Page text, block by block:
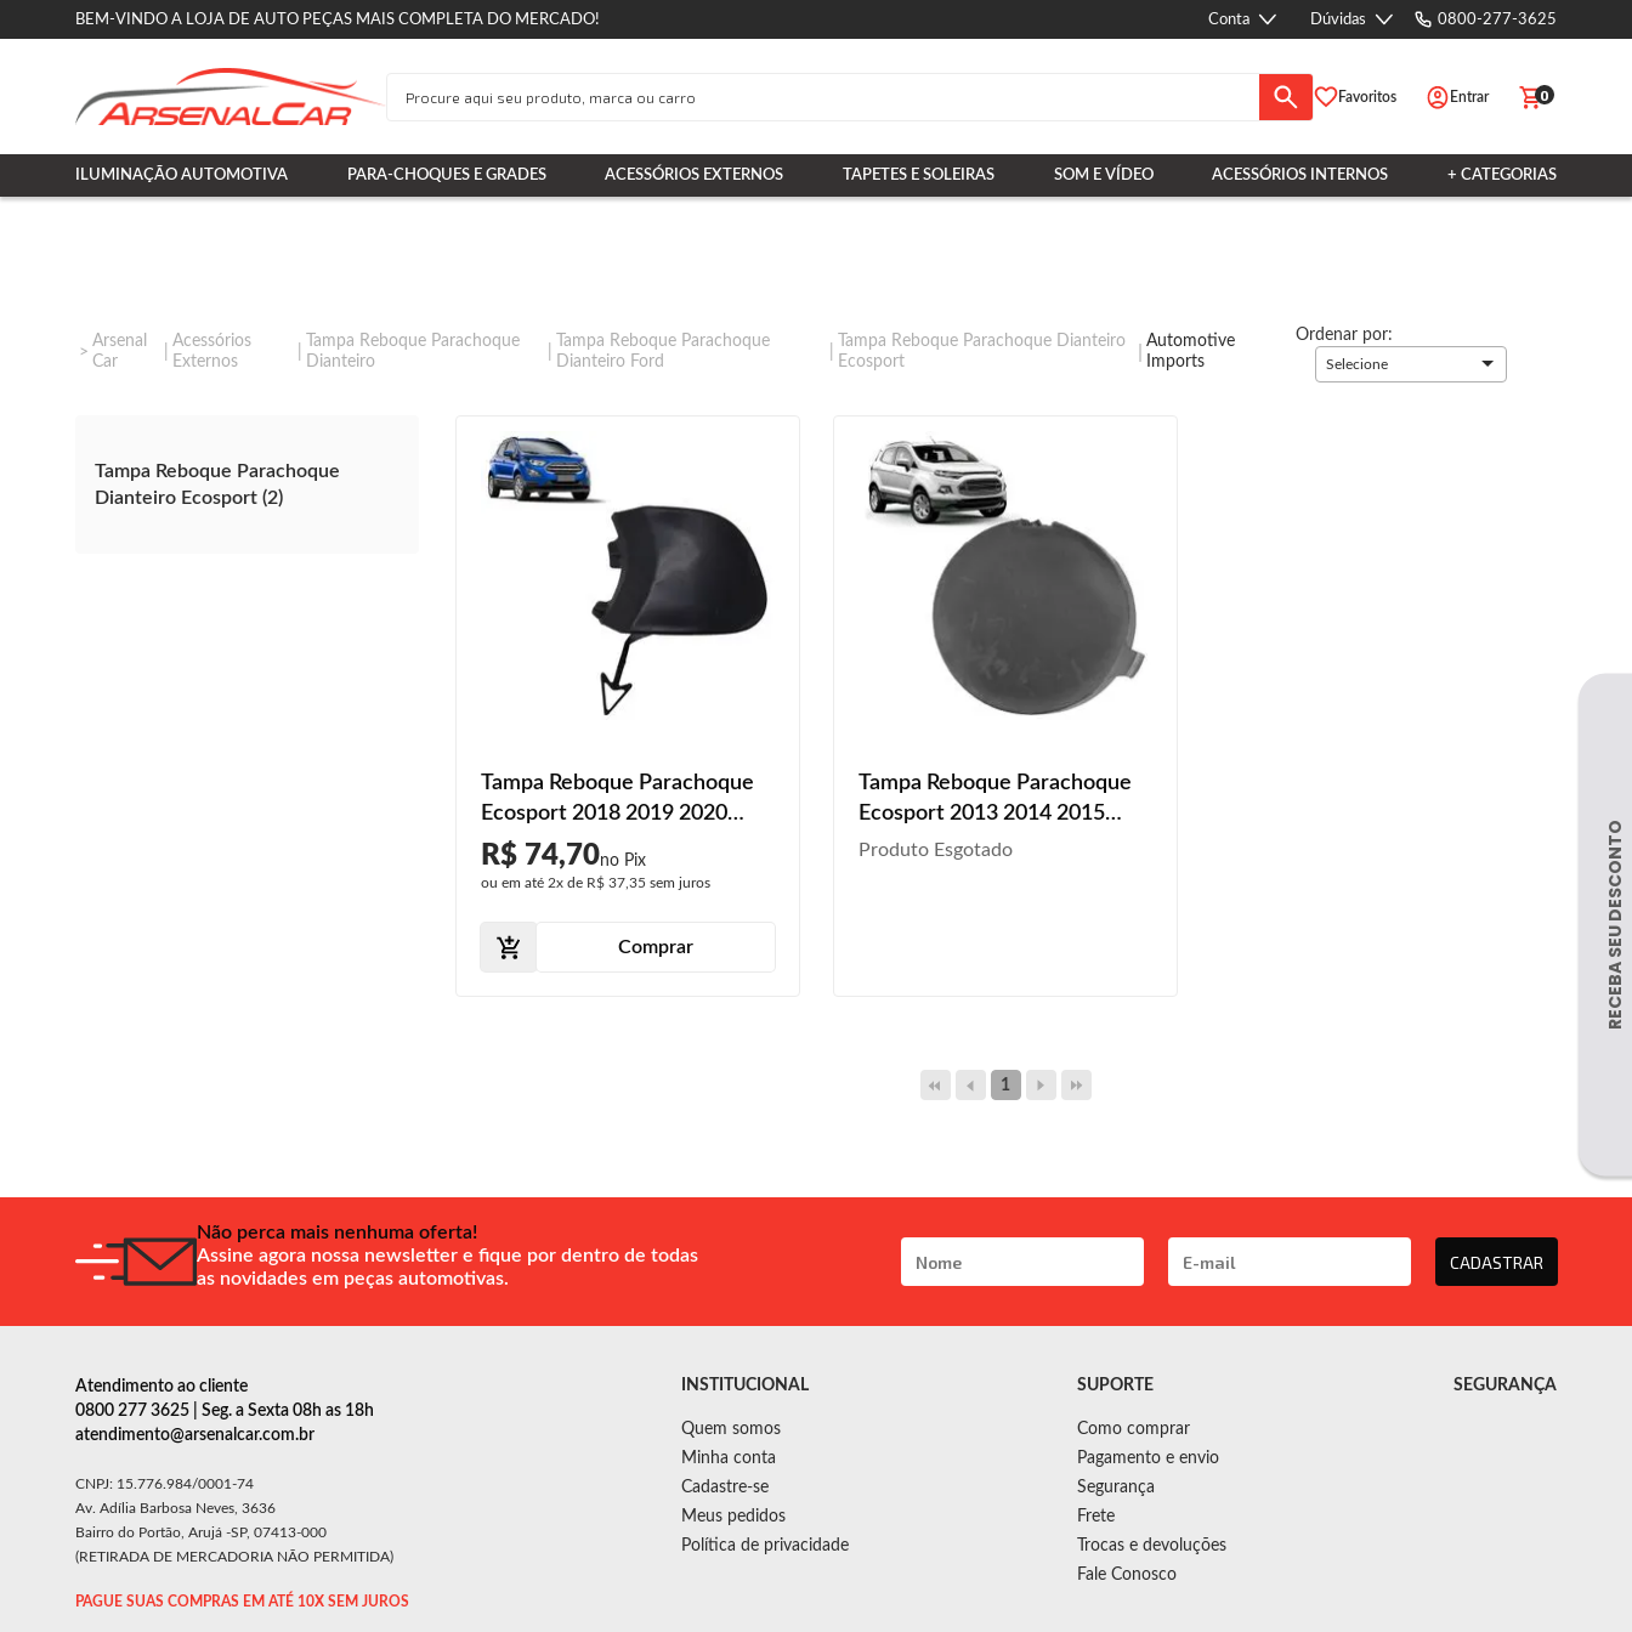
BEM-VINDO A LOJA DE AUTO PEÇAS MAIS COMPLETA DO MERCADO! Conta Dúvidas 0800-277-3625
Favoritos Entrar 0
ILUMINAÇÃO AUTOMOTIVA PARA-CHOQUES E GRADES ACESSÓRIOS EXTERNOS TAPETES E SOLEIRAS SOM E VÍDEO ACESSÓRIOS INTERNOS + CATEGORIAS
Arsenal
Car
Acessórios
Externos
Tampa Reboque Parachoque
Dianteiro
Tampa Reboque Parachoque
Dianteiro Ford
Tampa Reboque Parachoque Dianteiro
Ecosport
Automotive
Imports
Ordenar por:
Selecione
Tampa Reboque Parachoque
Dianteiro Ecosport (2)
Tampa Reboque Parachoque
Ecosport 2018 2019 2020
2021 Dianteiro Preto Liso
R$ 74,70
ou em até 2xde R$ 37,35 sem juros
Comprar
Tampa Reboque Parachoque
Ecosport 2013 2014 2015
2016 2017 Dianteiro
Produto Esgotado
1
Não perca mais nenhuma oferta!
Assine agora nossa newsletter e fique por dentro de todas
as novidades em peças automotivas.
CADASTRAR
Atendimento ao cliente
0800 277 3625 | Seg. a Sexta 08h as 18h
atendimento@arsenalcar.com.br
CNPJ: 15.776.984/0001-74
Av. Adília Barbosa Neves, 3636
Bairro do Portão, Arujá -SP, 07413-000
(RETIRADA DE MERCADORIA NÃO PERMITIDA)
PAGUE SUAS COMPRAS EM ATÉ 10X SEM JUROS
INSTITUCIONAL
Quem somos
Minha conta
Cadastre-se
Meus pedidos
Política de privacidade
SUPORTE
Como comprar
Pagamento e envio
Segurança
Frete
Trocas e devoluções
Fale Conosco
SEGURANÇA